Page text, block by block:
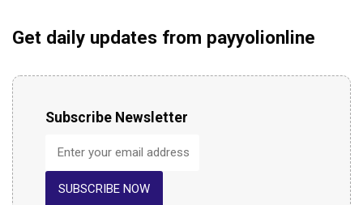
Get daily updates from payyolionline
Subscribe Newsletter
SUBSCRIBE NOW